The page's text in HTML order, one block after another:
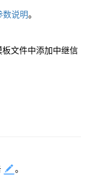
数说明。
板文件中添加中继信
。